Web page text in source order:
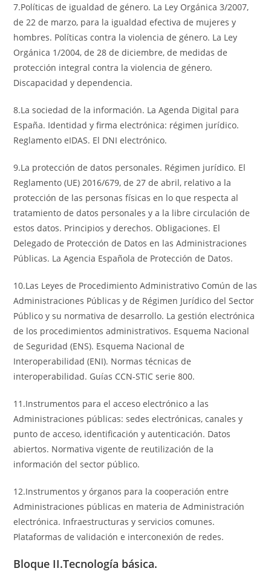
7.Políticas de igualdad de género. La Ley Orgánica 3/2007,
de 22 de marzo, para la igualdad efectiva de mujeres y
hombres. Políticas contra la violencia de género. La Ley
Orgánica 1/2004, de 28 de diciembre, de medidas de
protección integral contra la violencia de género.
Discapacidad y dependencia.
8.La sociedad de la información. La Agenda Digital para
España. Identidad y firma electrónica: régimen jurídico.
Reglamento eIDAS. El DNI electrónico.
9.La protección de datos personales. Régimen jurídico. El
Reglamento (UE) 2016/679, de 27 de abril, relativo a la
protección de las personas físicas en lo que respecta al
tratamiento de datos personales y a la libre circulación de
estos datos. Principios y derechos. Obligaciones. El
Delegado de Protección de Datos en las Administraciones
Públicas. La Agencia Española de Protección de Datos.
10.Las Leyes de Procedimiento Administrativo Común de las
Administraciones Públicas y de Régimen Jurídico del Sector
Público y su normativa de desarrollo. La gestión electrónica
de los procedimientos administrativos. Esquema Nacional
de Seguridad (ENS). Esquema Nacional de
Interoperabilidad (ENI). Normas técnicas de
interoperabilidad. Guías CCN-STIC serie 800.
11.Instrumentos para el acceso electrónico a las
Administraciones públicas: sedes electrónicas, canales y
punto de acceso, identificación y autenticación. Datos
abiertos. Normativa vigente de reutilización de la
información del sector público.
12.Instrumentos y órganos para la cooperación entre
Administraciones públicas en materia de Administración
electrónica. Infraestructuras y servicios comunes.
Plataformas de validación e interconexión de redes.
Bloque II.Tecnología básica.